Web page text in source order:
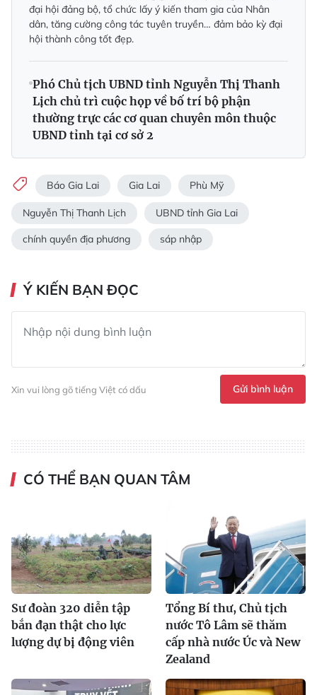
đại hội đảng bộ, tổ chức lấy ý kiến tham gia của Nhân
dân, tăng cường công tác tuyên truyền… đảm bảo kỳ đại
hội thành công tốt đẹp.
Phó Chủ tịch UBND tỉnh Nguyễn Thị Thanh
Lịch chủ trì cuộc họp về bố trí bộ phận
thường trực các cơ quan chuyên môn thuộc
UBND tỉnh tại cơ sở 2
Báo Gia Lai Gia Lai Phù Mỹ
Nguyễn Thị Thanh Lịch UBND tỉnh Gia Lai
chính quyền địa phương sáp nhập
Ý KIẾN BẠN ĐỌC
Xin vui lòng gõ tiếng Việt có dấu Gửi bình luận
CÓ THỂ BẠN QUAN TÂM
Sư đoàn 320 diễn tập
bắn đạn thật cho lực
lượng dự bị động viên
Tổng Bí thư, Chủ tịch
nước Tô Lâm sẽ thăm
cấp nhà nước Úc và New
Zealand